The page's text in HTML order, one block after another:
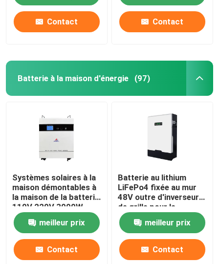
Contact Contact
Batterie à la maison d'énergie (97)
Systèmes solaires à la
maison démontables à
la maison de la batterie
110V 220V 3000W
d'énergie
meilleur prix
Contact
Batterie au lithium
LiFePo4 fixée au mur
48V outre d'inverseur
de grille pour le
système d'alimentation
solaire à la maison
meilleur prix
Contact